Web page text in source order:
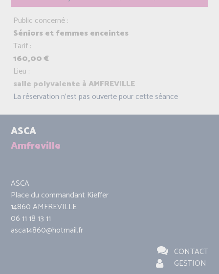
Public concerné :
Séniors et femmes enceintes
Tarif :
160,00 €
Lieu :
salle polyvalente à AMFREVILLE
La réservation n'est pas ouverte pour cette séance
ASCA
Amfreville
ASCA
Place du commandant Kieffer
14860 AMFREVILLE
06 11 18 13 11
asca14860@hotmail.fr
CONTACT
GESTION